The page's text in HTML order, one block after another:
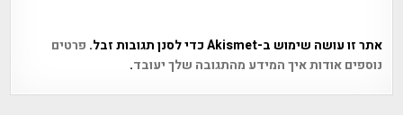
אתר זו עושה שימוש ב-Akismet כדי לסנן תגובות זבל.
פרטים
נוספים אודות איך המידע מהתגובה שלך יעובד.